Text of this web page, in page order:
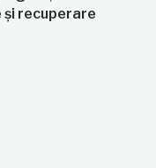
recuperare